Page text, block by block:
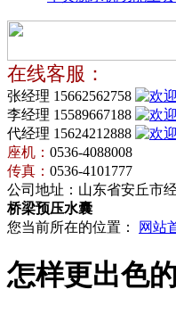
在线客服：
张经理 15662562758
李经理 15589667188
代经理 15624212888
座机： 0536-4088008
传真： 0536-4101777
公司地址：山东省安丘市
桥梁预压水囊
您当前所在的位置：
网站
怎样更出色